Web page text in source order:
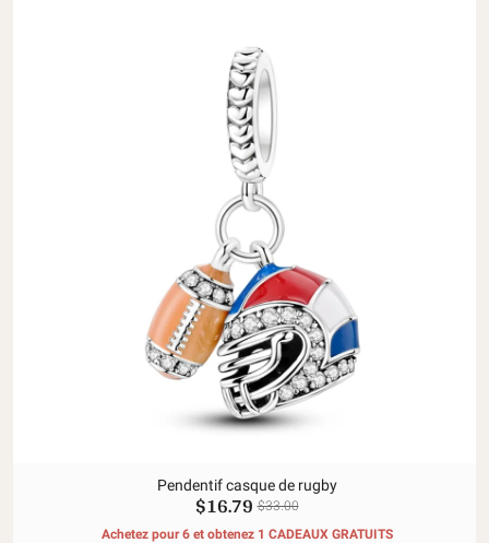
Pendentif casque de rugby
$16.79 $33.00
Achetez pour 6 et obtenez 1 CADEAUX GRATUITS